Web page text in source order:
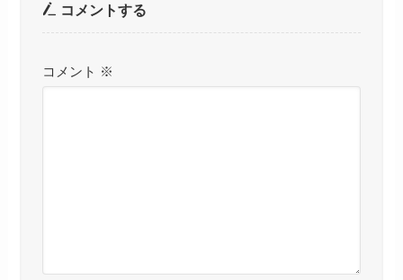
コメントする
コメント ※